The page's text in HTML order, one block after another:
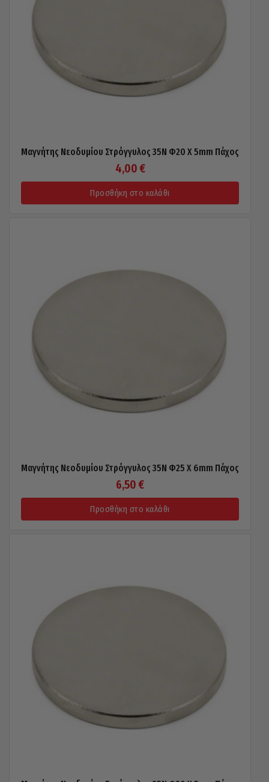
Μαγνήτης Νεοδυμίου Στρόγγυλος 35N Φ20 X 5mm Πάχος
4,00 €
Προσθήκη στο καλάθι
Μαγνήτης Νεοδυμίου Στρόγγυλος 35N Φ25 X 6mm Πάχος
6,50 €
Προσθήκη στο καλάθι